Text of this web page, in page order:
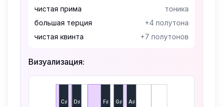
чистая прима
тоника
большая терция
+4 полутона
чистая квинта
+7 полутонов
Визуализация:
C♯ D♯ F♯ G♯ A♯